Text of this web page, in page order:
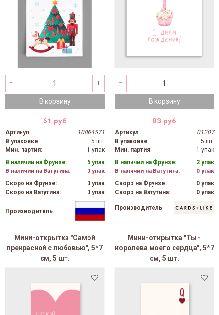
В корзину
61 руб
Артикул:
10864571
В упаковке:
5 шт.
Мин. партия:
1 упак
В наличии на Фрунзе:
6 упак
В наличии на Ватутина:
0 упак
Скоро на Фрунзе:
0 упак
Скоро на Ватутина:
0 упак
Производитель:
В корзину
83 руб
Артикул:
01207
В упаковке:
5 шт.
Мин. партия:
1 упак
В наличии на Фрунзе:
2 упак
В наличии на Ватутина:
0 упак
Скоро на Фрунзе:
0 упак
Скоро на Ватутина:
0 упак
Производитель:
Мини-открытка "Самой
прекрасной с любовью", 5*7
см, 5 шт.
Мини-открытка "Ты -
королева моего сердца", 5*7
см, 5 шт.